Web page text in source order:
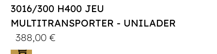
3016/300 H400 JEU
MULTITRANSPORTER - UNILADER
388,00€